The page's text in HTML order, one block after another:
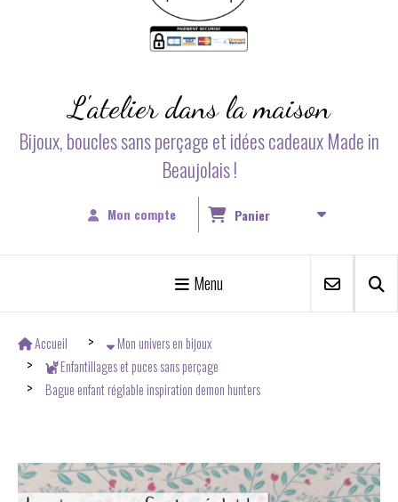
L'atelier dans la maison
Bijoux, boucles sans perçage et idées cadeaux Made in
Beaujolais !
Mon compte Panier
Menu
Accueil
Mon univers en bijoux
Enfantillages et puces sans perçage
Bague enfant réglable inspiration demon hunters